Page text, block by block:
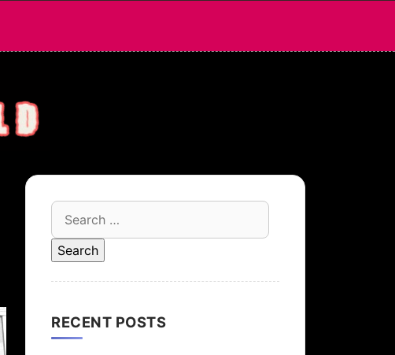
Search
for:
RECENT POSTS